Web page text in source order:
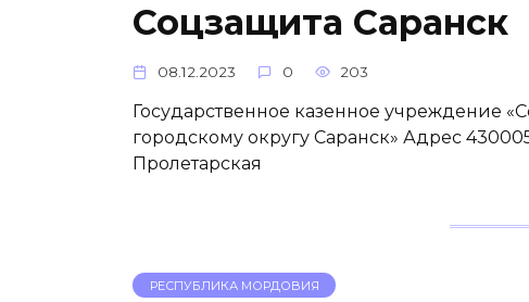
Соцзащита Саранск
08.12.2023 0 203
Государственное казенное учреждение
городскому округу Саранск» Адрес
Пролетарская
РЕСПУБЛИКА МОРДОВИЯ